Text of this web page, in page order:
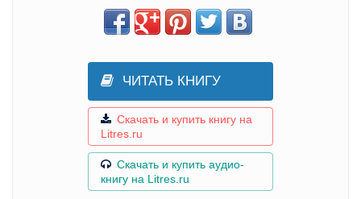
ЧИТАТЬ КНИГУ
Скачать и купить книгу на
Litres.ru
Скачать и купить аудио-
книгу на Litres.ru